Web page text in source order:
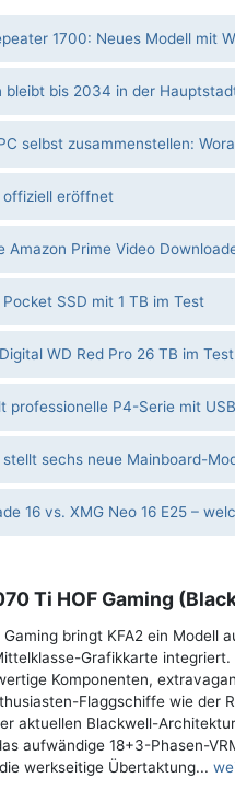
1700: Neues Modell mit
bleibt bis 2034 in der
selbst zusammenstellen:
offiziell eröffnet
Amazon Prime Video
SSD mit 1 TB im Test
WD Red Pro 26 TB im Test
professionelle P4-Serie mit
stellt sechs neue Mainboard-
16 vs. XMG Neo 16 E25 –
Ti HOF Gaming
bringt KFA2 ein
Grafikkarte
Komponenten,
Flaggschiffe wie der
aktuellen Blackwell-
aufwändige 18+3-Phasen-
werkseitige Übertaktung...